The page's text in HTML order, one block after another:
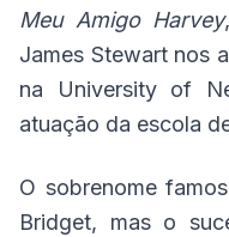
Meu Amigo Harvey
James Stewart nos
na University of
atuação da escola
O sobrenome
Bridget, mas o